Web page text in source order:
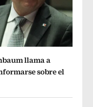
llama a
sobre el